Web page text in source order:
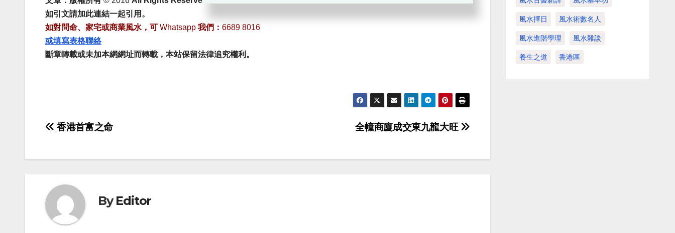
如引文請加此連結一起引用。
如對問命、家宅或商業風水，可 Whatsapp 我們： 6689 8016
或填寫表格聯絡
斷章轉載或未加本網網址而轉載，本站保留法律追究權利。
Post
全幢商廈成交東九龍大旺
香港首富之命
ByEditor
風水擇日 風水術數名人
風水進階學理 風水雜談
養生之道 香港區